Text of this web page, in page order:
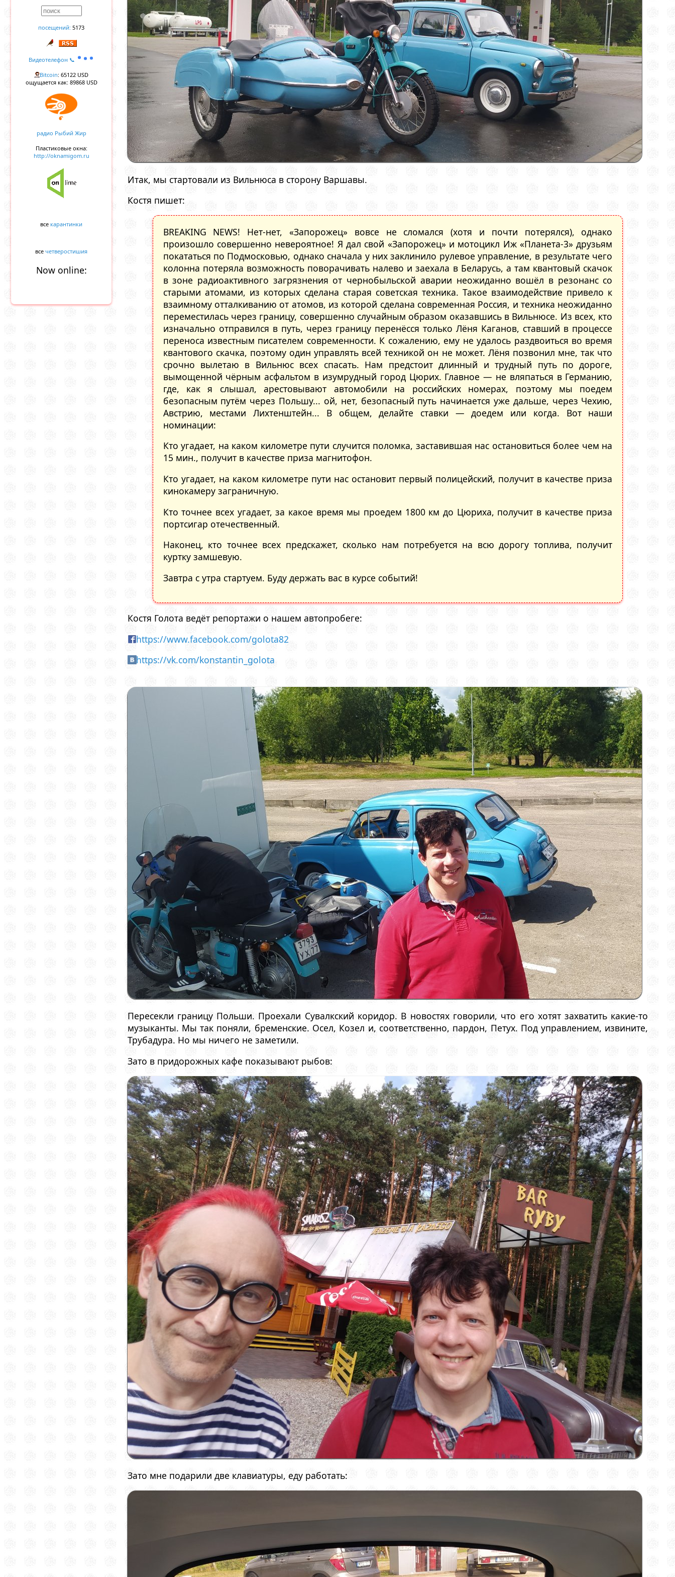
посещений: 5173
Видеотелефон 📞
Bitcoin: 65122 USD
ощущается как: 89868 USD
радио Рыбий Жир
Пластиковые окна:
http://oknamigom.ru
все карантинки
все четверостишия
Now online:
Итак, мы стартовали из Вильнюса в сторону Варшавы.
Костя пишет:
BREAKING NEWS! Нет-нет, «Запорожец» вовсе не сломался (хотя и почти потерялся), однако
произошло совершенно невероятное! Я дал свой «Запорожец» и мотоцикл Иж «Планета-3» друзьям
покататься по Подмосковью, однако сначала у них заклинило рулевое управление, в результате чего
колонна потеряла возможность поворачивать налево и заехала в Беларусь, а там квантовый скачок
в зоне радиоактивного загрязнения от чернобыльской аварии неожиданно вошёл в резонанс со
старыми атомами, из которых сделана старая советская техника. Такое взаимодействие привело к
взаимному отталкиванию от атомов, из которой сделана современная Россия, и техника неожиданно
переместилась через границу, совершенно случайным образом оказавшись в Вильнюсе. Из всех, кто
изначально отправился в путь, через границу перенёсся только Лёня Каганов, ставший в процессе
переноса известным писателем современности. К сожалению, ему не удалось раздвоиться во время
квантового скачка, поэтому один управлять всей техникой он не может. Лёня позвонил мне, так что
срочно вылетаю в Вильнюс всех спасать. Нам предстоит длинный и трудный путь по дороге,
вымощенной чёрным асфальтом в изумрудный город Цюрих. Главное — не вляпаться в Германию,
где, как я слышал, арестовывают автомобили на российских номерах, поэтому мы поедем
безопасным путём через Польшу... ой, нет, безопасный путь начинается уже дальше, через Чехию,
Австрию, местами Лихтенштейн... В общем, делайте ставки — доедем или когда. Вот наши
номинации:
Кто угадает, на каком километре пути случится поломка, заставившая нас остановиться более чем на
15 мин., получит в качестве приза магнитофон.
Кто угадает, на каком километре пути нас остановит первый полицейский, получит в качестве приза
кинокамеру заграничную.
Кто точнее всех угадает, за какое время мы проедем 1800 км до Цюриха, получит в качестве приза
портсигар отечественный.
Наконец, кто точнее всех предскажет, сколько нам потребуется на всю дорогу топлива, получит
куртку замшевую.
Завтра с утра стартуем. Буду держать вас в курсе событий!
Костя Голота ведёт репортажи о нашем автопробеге:
https://www.facebook.com/golota82
https://vk.com/konstantin_golota
Пересекли границу Польши. Проехали Сувалкский коридор. В новостях говорили, что его хотят захватить какие-то
музыканты. Мы так поняли, бременские. Осел, Козел и, соответственно, пардон, Петух. Под управлением, извините,
Трубадура. Но мы ничего не заметили.
Зато в придорожных кафе показывают рыбов:
Зато мне подарили две клавиатуры, еду работать: